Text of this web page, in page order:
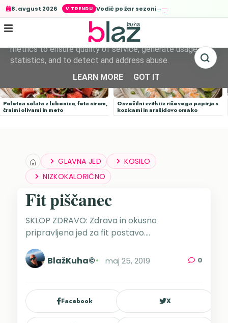
8. avgust 2026 Vodič po žar sezoni→
Poletna solata z lubenico, feta sirom,
črnimi olivami in meto
Osvežilni zvitki iz riževega papirja s
kozicami in arašidovo omako
GLAVNA JED
KOSILO
NIZKOKALORIČNO
Fit piščanec
SKLOP ZDRAVO: Zdrava in okusno
pripravljena jed za fit postavo....
BlažKuha© maj 25, 2019 0
Facebook X
This site uses cookies from Google to deliver its services
and to analyze traffic. Your IP address and user-agent are
shared with Google along with performance and security
metrics to ensure quality of service, generate usage
statistics, and to detect and address abuse.
LEARN MORE
GOT IT